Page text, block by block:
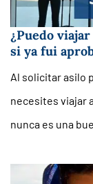
¿Puedo
si ya fui
Al solicitar asilo
necesites viajar
nunca es una